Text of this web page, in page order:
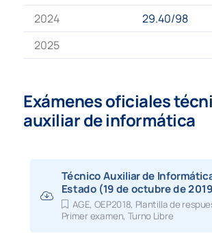
2024
29.40/98
2025
Exámenes oficiales
auxiliar de informática
Técnico Auxiliar de
Estado (19 de octubre de
AGE, OEP2018, Plantilla de
Primer examen, Turno Libre